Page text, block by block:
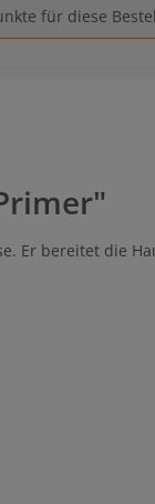
für diese
Er bereitet die